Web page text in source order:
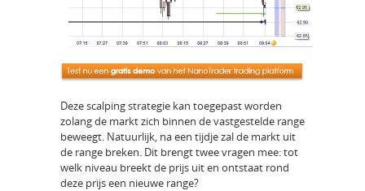
Deze scalping strategie kan toegepast worden
zolang de markt zich binnen de vastgestelde range
beweegt. Natuurlijk, na een tijdje zal de markt uit
de range breken. Dit brengt twee vragen mee: tot
welk niveau breekt de prijs uit en ontstaat rond
deze prijs een nieuwe range?